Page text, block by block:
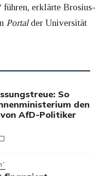
führen, erklärte Brosius-
Portalder Universität
So
den
AfD-Politiker